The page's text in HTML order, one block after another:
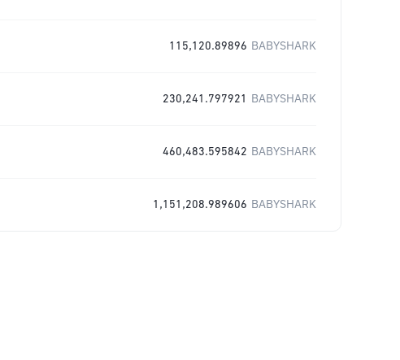
115,120.89896 BABYSHARK
230,241.797921 BABYSHARK
460,483.595842 BABYSHARK
1,151,208.989606 BABYSHARK